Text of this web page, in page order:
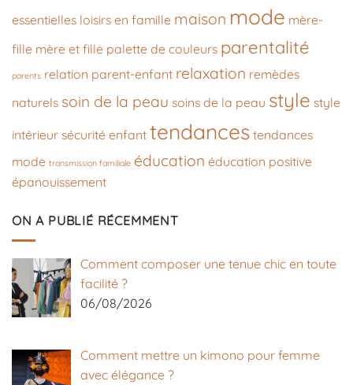
essentielles loisirs en famille maison mode mère-
fille mère et fille palette de couleurs parentalité
parents relation parent-enfant relaxation remèdes
naturels soin de la peau soins de la peau style style
intérieur sécurité enfant tendances tendances
mode transmission familiale éducation éducation positive
épanouissement
ON A PUBLIÉ RÉCEMMENT
Comment composer une tenue chic en toute
facilité ?
06/08/2026
Comment mettre un kimono pour femme
avec élégance ?